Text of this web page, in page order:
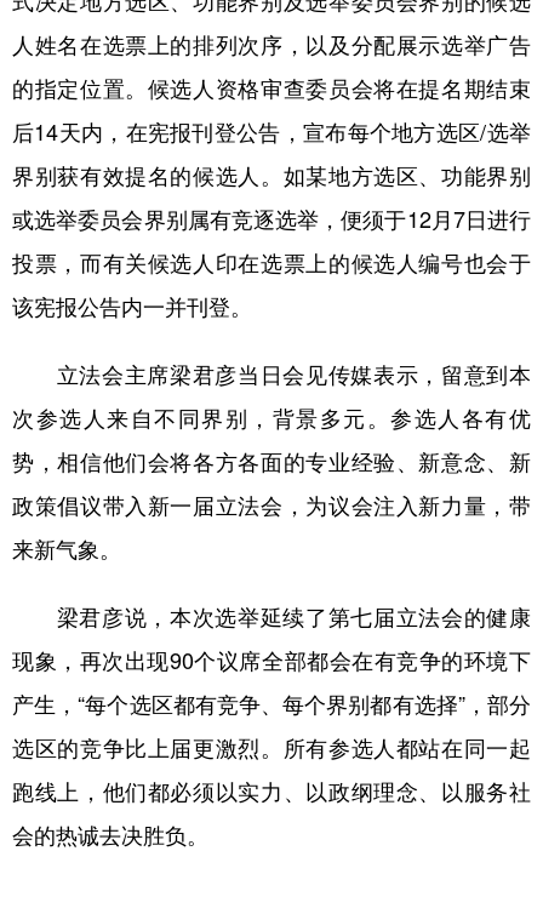
地方频道
北京 天津 河北 山西
辽宁 吉林 上海 江苏
浙江 安徽
山东 河南 湖北 湖南
广东 广西 海南 重庆
四川 贵州 云南 西藏
陕西 甘肃 青海 宁夏
多语种频道
English Español Français عربى
人姓名在选票上的排列次序，以及分配展示选举广告
的指定位置。候选人资格审查委员会将在提名期结束
后14天内，在宪报刊登公告，宣布每个地方选区/选举
界别获有效提名的候选人。如某地方选区、功能界别
或选举委员会界别属有竞逐选举，便须于12月7日进行
投票，而有关候选人印在选票上的候选人编号也会于
该宪报公告内一并刊登。
立法会主席梁君彦当日会见传媒表示，留意到本
次参选人来自不同界别，背景多元。参选人各有优
势，相信他们会将各方各面的专业经验、新意念、新
政策倡议带入新一届立法会，为议会注入新力量，带
来新气象。
梁君彦说，本次选举延续了第七届立法会的健康
现象，再次出现90个议席全部都会在有竞争的环境下
产生，“每个选区都有竞争、每个界别都有选择”，部分
选区的竞争比上届更激烈。所有参选人都站在同一起
跑线上，他们都必须以实力、以政纲理念、以服务社
会的热诚去决胜负。